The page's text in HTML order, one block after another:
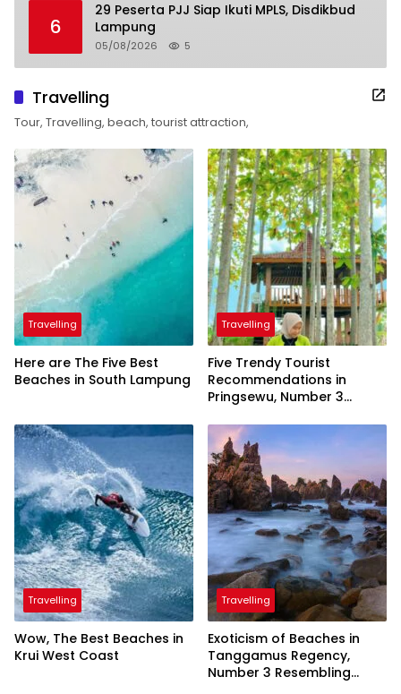
6
29 Peserta PJJ Siap Ikuti MPLS, Disdikbud
Lampung
05/08/2026 5
Travelling
Tour, Travelling, beach, tourist attraction,
Travelling
Here are The Five Best
Beaches in South Lampung
Travelling
Five Trendy Tourist
Recommendations in
Pringsewu, Number 3
President
Travelling
Wow, The Best Beaches in
Krui West Coast
Travelling
Exoticism of Beaches in
Tanggamus Regency,
Number 3 Resembling